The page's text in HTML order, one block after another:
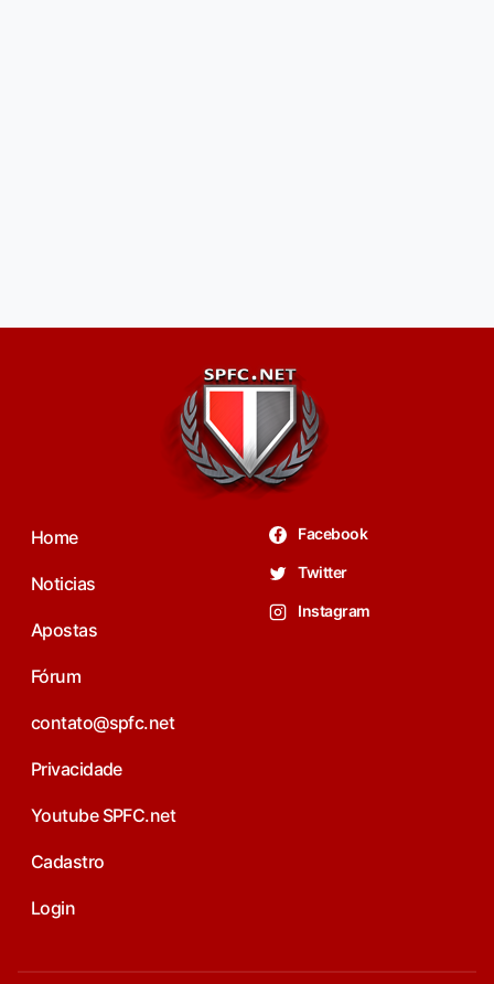
Home
Noticias
Apostas
Fórum
contato@spfc.net
Privacidade
Youtube SPFC.net
Cadastro
Login
Facebook
Twitter
Instagram